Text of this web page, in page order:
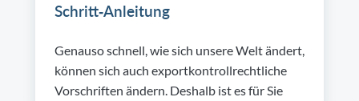
Schritt-Anleitung
Genauso schnell, wie sich unsere Welt ändert,
können sich auch exportkontrollrechtliche
Vorschriften ändern. Deshalb ist es für Sie